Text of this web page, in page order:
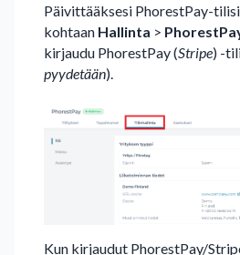
Päivittääksesi PhorestPay-
kohtaan Hallinta >
kirjaudu PhorestPay (Stripe) -
pyydetään).
Kun kirjaudut PhorestPay/